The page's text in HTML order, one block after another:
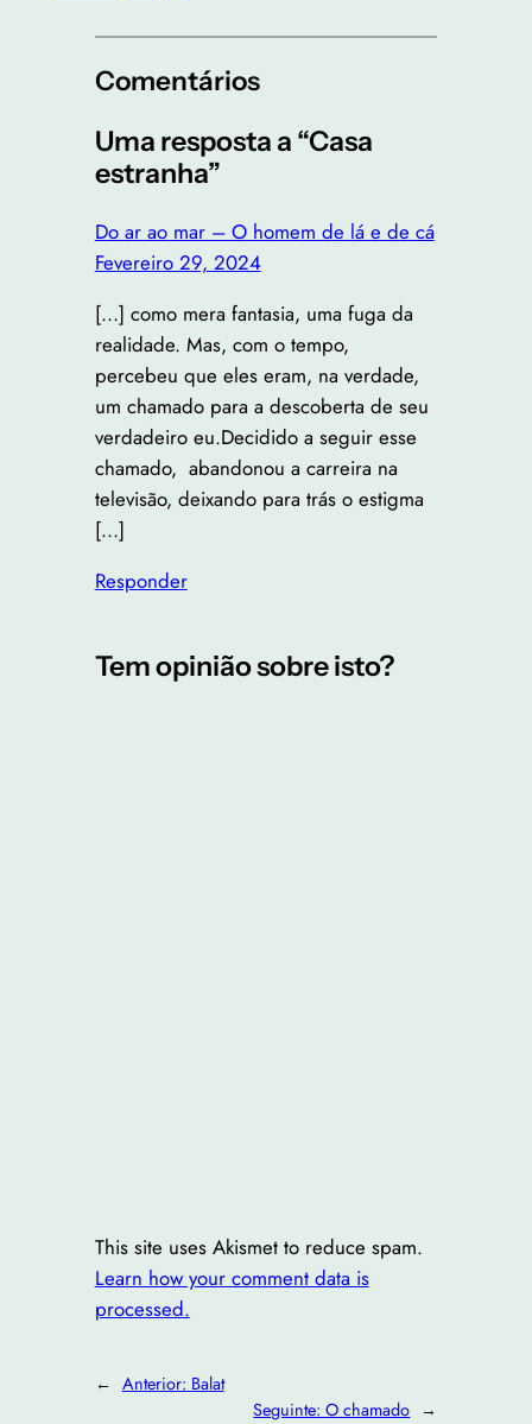
Comentários
Uma resposta a “Casa
estranha”
Do ar ao mar – O homem de lá e de cá
Fevereiro 29, 2024
[…] como mera fantasia, uma fuga da
realidade. Mas, com o tempo,
percebeu que eles eram, na verdade,
um chamado para a descoberta de seu
verdadeiro eu.Decidido a seguir esse
chamado, abandonou a carreira na
televisão, deixando para trás o estigma
[…]
Responder
Tem opinião sobre isto?
This site uses Akismet to reduce spam.
Learn how your comment data is
processed.
← Anterior: Balat
Seguinte:O chamado →